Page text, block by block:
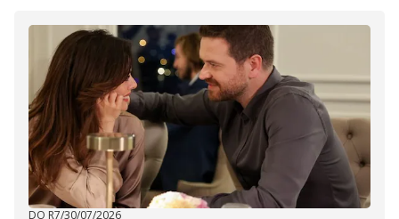
V
i
d
e
DO R7/30/07/2026